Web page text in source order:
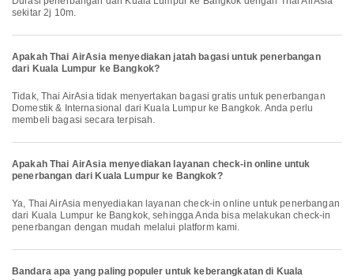
sekitar 2j 10m.
Apakah Thai AirAsia menyediakan jatah bagasi untuk penerbangan
dari Kuala Lumpur ke Bangkok?
Tidak, Thai AirAsia tidak menyertakan bagasi gratis untuk penerbangan
Domestik & Internasional dari Kuala Lumpur ke Bangkok. Anda perlu
membeli bagasi secara terpisah.
Apakah Thai AirAsia menyediakan layanan check-in online untuk
penerbangan dari Kuala Lumpur ke Bangkok?
Ya, Thai AirAsia menyediakan layanan check-in online untuk penerbangan
dari Kuala Lumpur ke Bangkok, sehingga Anda bisa melakukan check-in
penerbangan dengan mudah melalui platform kami.
Bandara apa yang paling populer untuk keberangkatan di Kuala